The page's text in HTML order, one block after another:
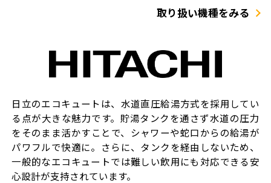
取り扱い機種をみる
日立のエコキュートは、水道直圧給湯方式を採用してい
る点が大きな魅力です。貯湯タンクを通さず水道の圧力
をそのまま活かすことで、シャワーや蛇口からの給湯が
パワフルで快適に。さらに、タンクを経由しないため、
一般的なエコキュートでは難しい飲用にも対応できる安
心設計が支持されています。